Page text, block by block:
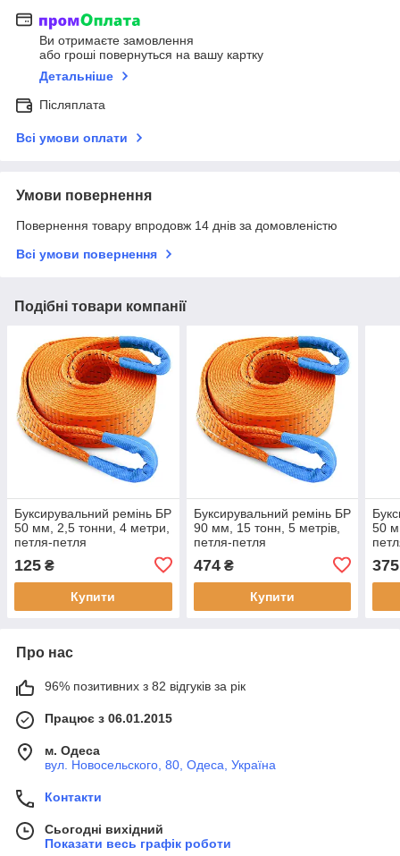
Ви отримаєте замовлення
або гроші повернуться на вашу картку
Детальніше
Післяплата
Всі умови оплати
Умови повернення
Повернення товару впродовж 14 днів за домовленістю
Всі умови повернення
Подібні товари компанії
Буксирувальний ремінь БР
50 мм, 2,5 тонни, 4 метри,
петля-петля
125 ₴
Купити
Буксирувальний ремінь БР
90 мм, 15 тонн, 5 метрів,
петля-петля
474₴
Купити
50
375
Про нас
96% позитивних з 82 відгуків за рік
Працює з 06.01.2015
м. Одеса
вул. Новосельского, 80, Одеса, Україна
Контакти
Сьогодні вихідний
Показати весь графік роботи